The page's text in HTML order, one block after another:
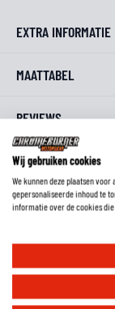
EXTRA INFORMATIE
MAATTABEL
REVIEWS
FAQ
Welke protectie zit
Wij gebruiken cookies
We kunnen deze plaatsen
gepersonaliseerde inhoud te
informatie over de cookies